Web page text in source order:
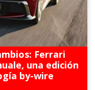
Ferrari
una edición
by-wire